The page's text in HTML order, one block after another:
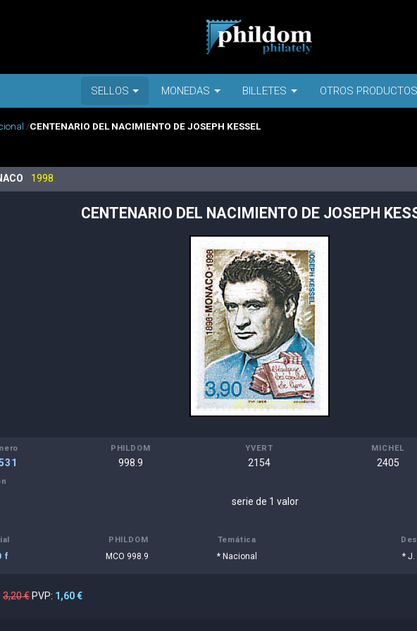
SELLOS MONEDAS BILLETES OTROS PRODUCTOS
CENTENARIO DEL NACIMIENTO DE JOSEPH KESSEL
1998
CENTENARIO DEL NACIMIENTO DE JOSEPH
PHILDOM
998.9
YVERT
2154
MICHEL
2405
serie de 1 valor
PHILDOM Temática
f MCO 998.9 * Nacional * J.
3,20 € PVP: 1,60 €